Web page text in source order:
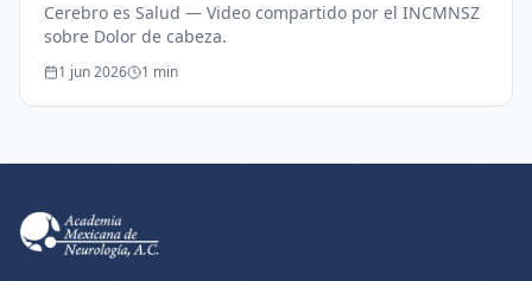
Cerebro es Salud — Video compartido por el INCMNSZ
sobre Dolor de cabeza.
1 jun 2026 1 min